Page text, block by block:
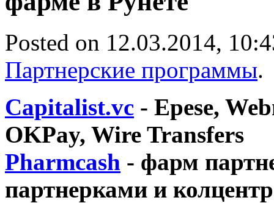
Posted on 12.03.2014,
Партнерские программы.
Capitalist.vc - Epese,
OKPay, Wire Transfers
Pharmcash - фарм
партнерками и